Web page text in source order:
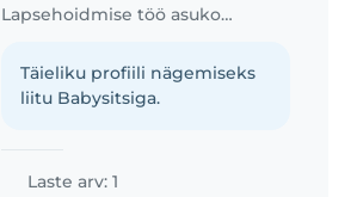
Lapsehoidmise töö asukohas Rae vald
Täieliku profiili nägemiseks
liitu Babysitsiga.
Laste arv: 1